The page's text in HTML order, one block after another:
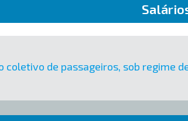
coletivo de passageiros, sob regime